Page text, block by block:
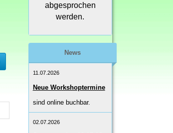
abgesprochen
werden.
News
11.07.2026
Neue Workshoptermine
sind online buchbar.
02.07.2026